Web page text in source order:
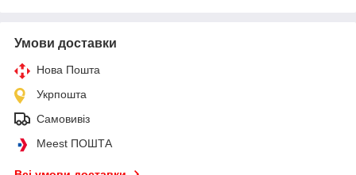
Умови доставки
Нова Пошта
Укрпошта
Самовивіз
Meest ПОШТА